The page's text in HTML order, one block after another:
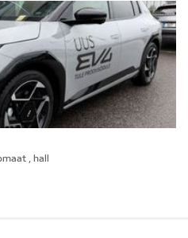
, hall